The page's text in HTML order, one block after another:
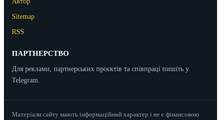
Sitemap
RSS
ПАРТНЕРСТВО
Для реклами, партнерських проєктів та співпраці пишіть у
Telegram.
Матеріали сайту мають інформаційний характер і не є фінансовою